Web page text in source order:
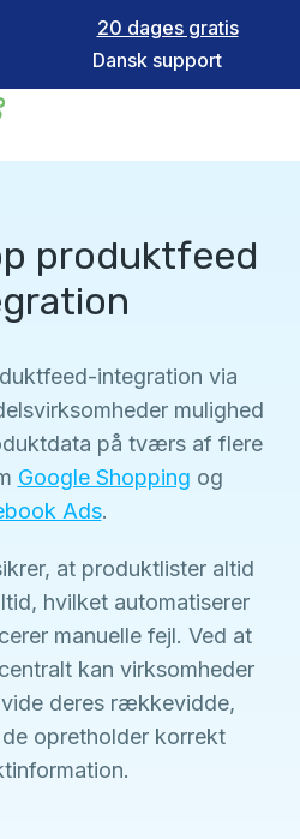
20 dages gratis
Dansk support
produktfeed
integration via
mulighed
på tværs af flere
Google Shopping og
Ads.
at produktlister altid
hvilket automatiserer
manuelle fejl. Ved at
kan virksomheder
deres rækkevidde,
opretholder korrekt